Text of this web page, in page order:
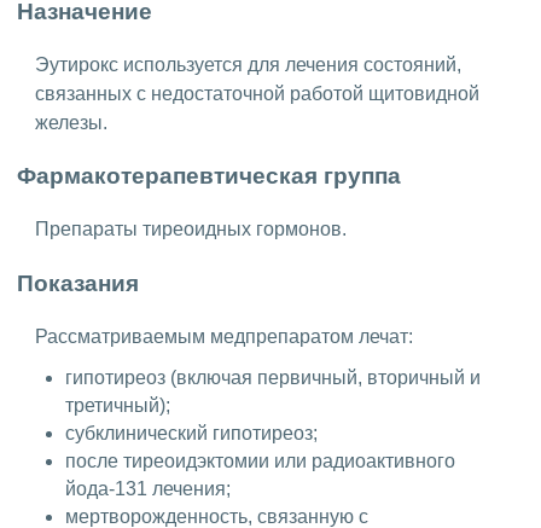
Назначение
Эутирокс используется для лечения состояний,
связанных с недостаточной работой щитовидной
железы.
Фармакотерапевтическая группа
Препараты тиреоидных гормонов.
Показания
Рассматриваемым медпрепаратом лечат:
гипотиреоз (включая первичный, вторичный и
третичный);
субклинический гипотиреоз;
после тиреоидэктомии или радиоактивного
йода-131 лечения;
мертворожденность, связанную с